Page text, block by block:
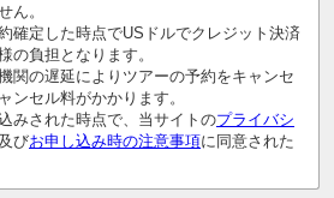
ん。
確定した時点でUSドルでクレジット決済
の負担となります。
関の遅延によりツアーの予約をキャンセ
ンセル料がかかります。
みされた時点で、当サイトのプライバシ
及びお申し込み時の注意事項に同意された